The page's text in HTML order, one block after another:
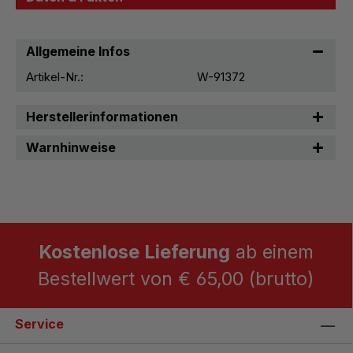
Allgemeine Infos
Artikel-Nr.: W-91372
Herstellerinformationen
Warnhinweise
Kostenlose Lieferung ab einem
Bestellwert von € 65,00 (brutto)
Service